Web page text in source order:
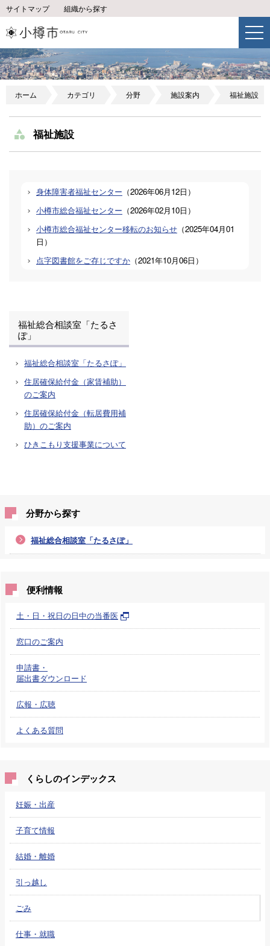
サイトマップ 組織から探す
ホーム カテゴリ 分野 施設案内 福祉施設
福祉施設
身体障害者福祉センター （2026年06月12日 ）
小樽市総合福祉センター （2026年02月10日 ）
小樽市総合福祉センター移転のお知らせ （2025年04月01
日 ）
点字図書館をご存じですか （2021年10月06日 ）
福祉総合相談室「たるさ
ぽ」
福祉総合相談室「たるさぽ」
住居確保給付金（家賃補助）
のご案内
住居確保給付金（転居費用補
助）のご案内
ひきこもり支援事業について
分野から探す
福祉総合相談室「たるさぽ」
便利情報
土・日・祝日の日中の当番医
窓口のご案内
申請書・
届出書ダウンロード
広報・広聴
よくある質問
くらしのインデックス
妊娠・出産
子育て情報
結婚・離婚
引っ越し
ごみ
仕事・就職